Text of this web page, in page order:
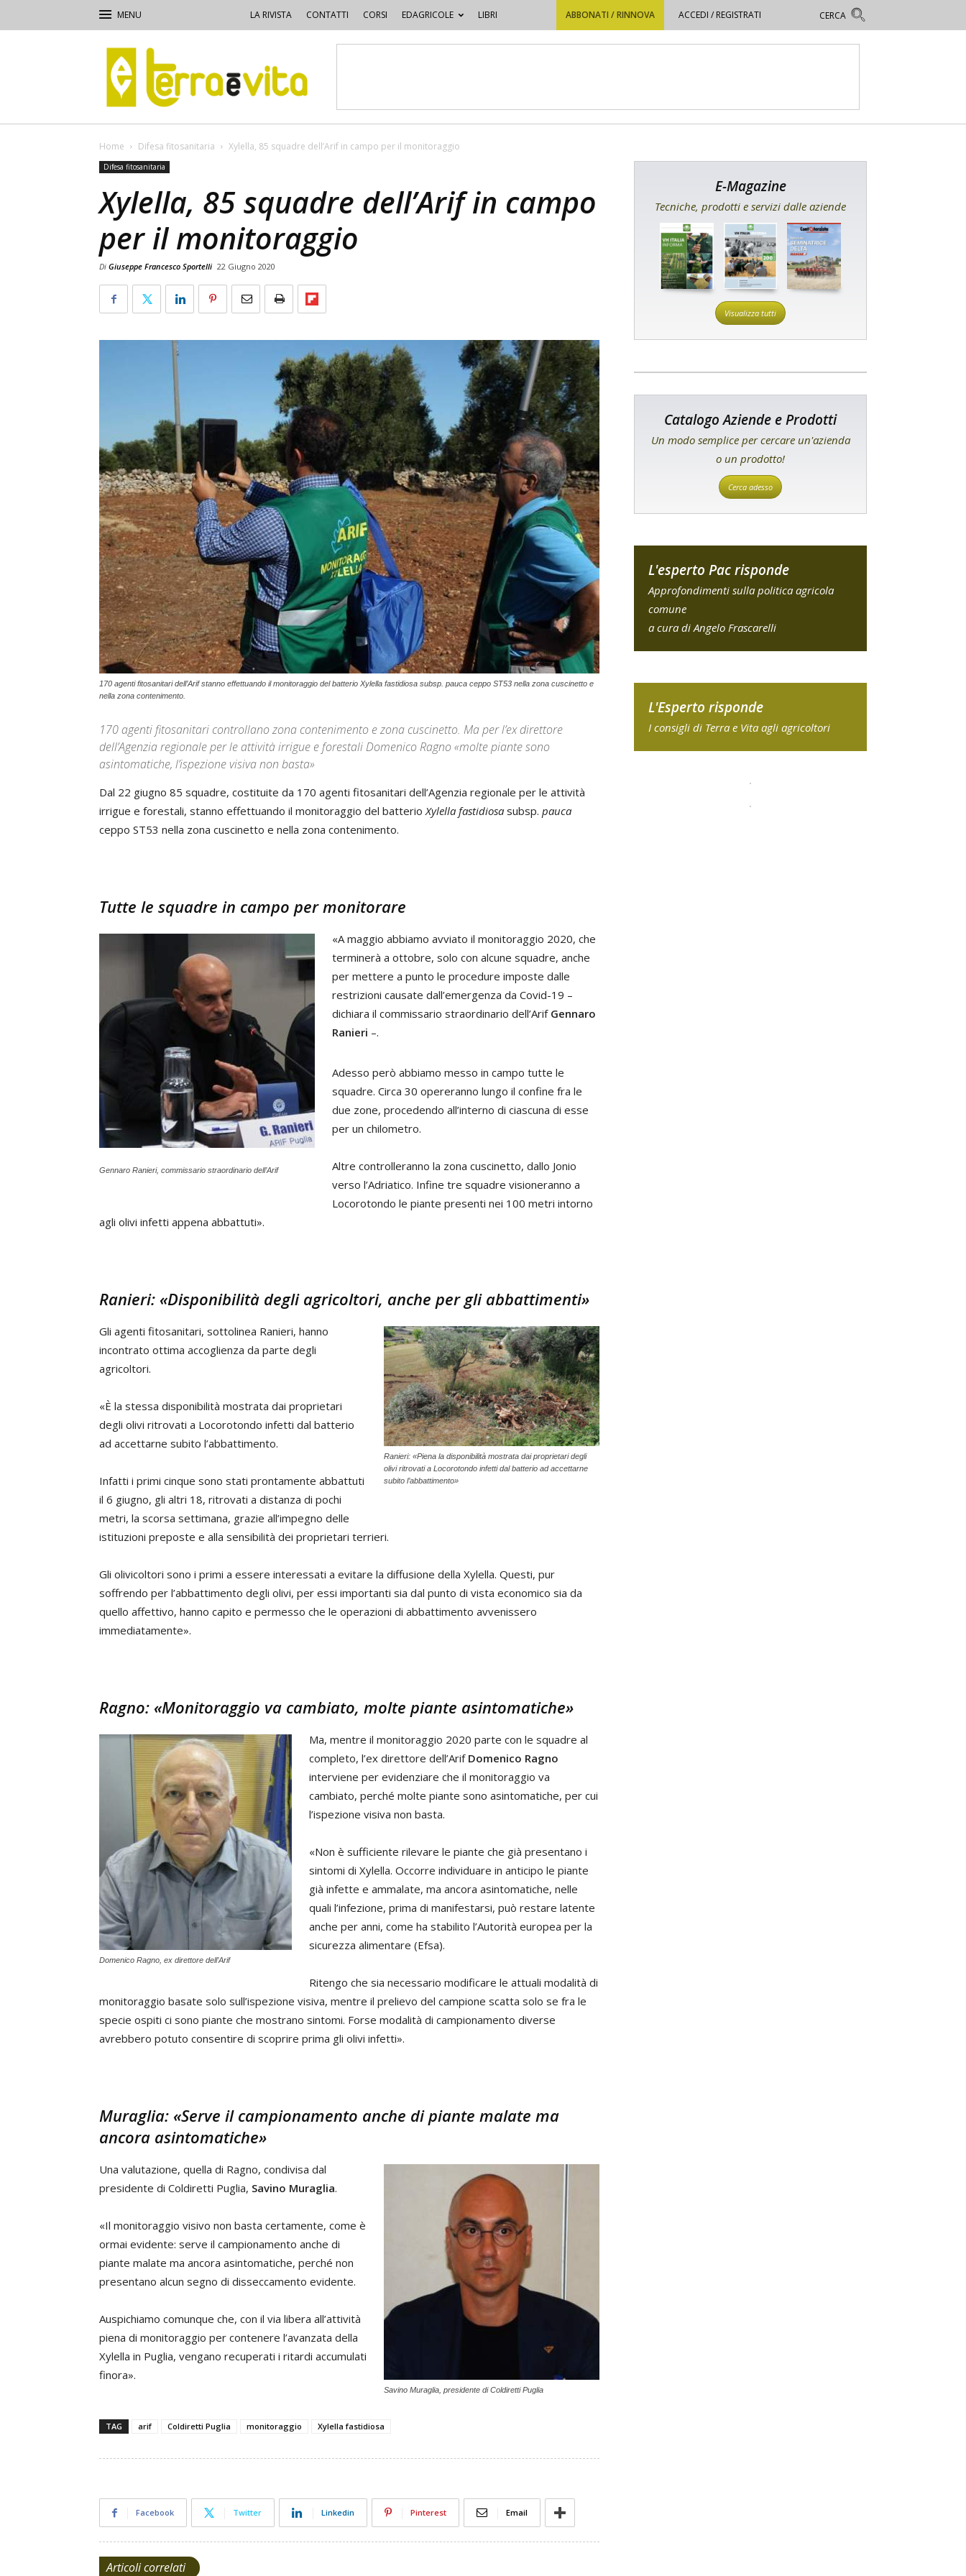
LA RIVISTA CONTATTI CORSI EDAGRICOLE LIBRI ABBONATI / RINNOVA ACCEDI / REGISTRATI
Terra
e
Vita
Home Difesa fitosanitaria Xylella, 85 squadre dell’Arif in campo per il monitoraggio
Difesa fitosanitaria
Xylella, 85 squadre dell’Arif in campo
per il monitoraggio
Di Giuseppe Francesco Sportelli 22 Giugno 2020
170 agenti fitosanitari dell’Arif stanno effettuando il monitoraggio del batterio Xylella fastidiosa subsp. pauca ceppo ST53 nella zona cuscinetto e
nella zona contenimento.
170 agenti fitosanitari controllano zona contenimento e zona cuscinetto. Ma per l’ex direttore
dell’Agenzia regionale per le attività irrigue e forestali Domenico Ragno «molte piante sono
asintomatiche, l’ispezione visiva non basta»
Dal 22 giugno 85 squadre, costituite da 170 agenti fitosanitari dell’Agenzia regionale per le attività
irrigue e forestali, stanno effettuando il monitoraggio del batterioXylella fastidiosa subsp. pauca
ceppo ST53 nella zona cuscinetto e nella zona contenimento.
Tutte le squadre in campo per monitorare
Gennaro Ranieri, commissario straordinario dell’Arif
«A maggio abbiamo avviato il monitoraggio 2020, che
terminerà a ottobre, solo con alcune squadre, anche
per mettere a punto le procedure imposte dalle
restrizioni causate dall’emergenza da Covid-19 –
dichiara il commissario straordinario dell’Arif Gennaro
Ranieri –.
Adesso però abbiamo messo in campo tutte le
squadre. Circa 30 opereranno lungo il confine fra le
due zone, procedendo all’interno di ciascuna di esse
per un chilometro.
Altre controlleranno la zona cuscinetto, dallo Jonio
verso l’Adriatico. Infine tre squadre visioneranno a
Locorotondo le piante presenti nei 100 metri intorno
agli olivi infetti appena abbattuti».
Ranieri: «Disponibilità degli agricoltori, anche per gli abbattimenti»
Ranieri: «Piena la disponibilità mostrata dai proprietari degli
olivi ritrovati a Locorotondo infetti dal batterio ad accettarne
subito l’abbattimento»
Gli agenti fitosanitari, sottolinea Ranieri, hanno
incontrato ottima accoglienza da parte degli
agricoltori.
«È la stessa disponibilità mostrata dai proprietari
degli olivi ritrovati a Locorotondo infetti dal batterio
ad accettarne subito l’abbattimento.
Infatti i primi cinque sono stati prontamente abbattuti
il 6 giugno, gli altri 18, ritrovati a distanza di pochi
metri, la scorsa settimana, grazie all’impegno delle
istituzioni preposte e alla sensibilità dei proprietari terrieri.
Gli olivicoltori sono i primi a essere interessati a evitare la diffusione della Xylella. Questi, pur
soffrendo per l’abbattimento degli olivi, per essi importanti sia dal punto di vista economico sia da
quello affettivo, hanno capito e permesso che le operazioni di abbattimento avvenissero
immediatamente».
Ragno: «Monitoraggio va cambiato, molte piante asintomatiche»
Domenico Ragno, ex direttore dell’Arif
Ma, mentre il monitoraggio 2020 parte con le squadre al
completo, l’ex direttore dell’Arif Domenico Ragno
interviene per evidenziare che il monitoraggio va
cambiato, perché molte piante sono asintomatiche, per cui
l’ispezione visiva non basta.
«Non è sufficiente rilevare le piante che già presentano i
sintomi di Xylella. Occorre individuare in anticipo le piante
già infette e ammalate, ma ancora asintomatiche, nelle
quali l’infezione, prima di manifestarsi, può restare latente
anche per anni, come ha stabilito l’Autorità europea per la
sicurezza alimentare (Efsa).
Ritengo che sia necessario modificare le attuali modalità di
monitoraggio basate solo sull’ispezione visiva, mentre il prelievo del campione scatta solo se fra le
specie ospiti ci sono piante che mostrano sintomi. Forse modalità di campionamento diverse
avrebbero potuto consentire di scoprire prima gli olivi infetti».
Muraglia: «Serve il campionamento anche di piante malate ma
ancora asintomatiche»
Savino Muraglia, presidente di Coldiretti Puglia
Una valutazione, quella di Ragno, condivisa dal
presidente di Coldiretti Puglia, Savino Muraglia.
«Il monitoraggio visivo non basta certamente, come è
ormai evidente: serve il campionamento anche di
piante malate ma ancora asintomatiche, perché non
presentano alcun segno di disseccamento evidente.
Auspichiamo comunque che, con il via libera all’attività
piena di monitoraggio per contenere l’avanzata della
Xylella in Puglia, vengano recuperati i ritardi accumulati
finora».
TAG arif Coldiretti Puglia monitoraggio Xylella fastidiosa
Facebook Twitter Linkedin Pinterest Email
Articoli correlati
E-Magazine
Tecniche, prodotti e servizi dalle aziende
Visualizza tutti
Catalogo Aziende e Prodotti
Un modo semplice per cercare un'azienda
o un prodotto!
Cerca adesso
L'esperto Pac risponde
Approfondimenti sulla politica agricola
comune
a cura di Angelo Frascarelli
L'Esperto risponde
I consigli di Terra e Vita agli agricoltori